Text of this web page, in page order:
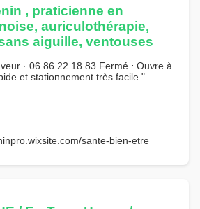
, praticienne en
auriculothérapie,
aiguille, ventouses
· 06 86 22 18 83 Fermé ⋅ Ouvre à
et stationnement très facile."
sante-bien-etre